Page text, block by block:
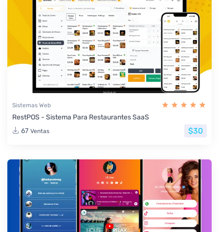
Sistemas Web
RestPOS - Sistema Para Restaurantes SaaS
67 Ventas $30